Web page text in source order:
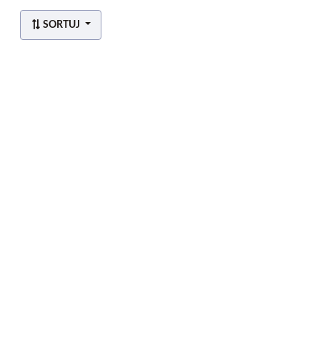
SORTUJ